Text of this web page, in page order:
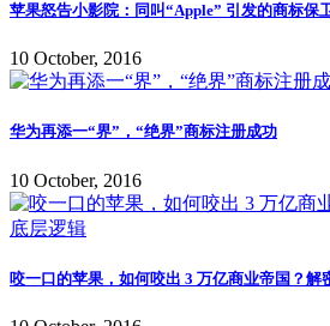
苹果怒告小影院：同叫“Apple” 引发的商标保
10 October, 2016
华为再添一“界”，“绝界”商标注册成功
10 October, 2016
咬一口的苹果，如何咬出 3 万亿商业帝国？解